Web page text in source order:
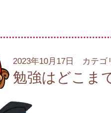
2023年10月17日 カテゴ
勉強はどこま